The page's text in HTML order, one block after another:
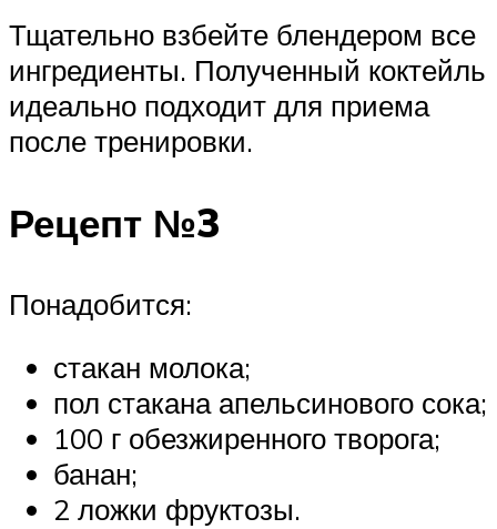
Тщательно взбейте блендером все
ингредиенты. Полученный коктейль
идеально подходит для приема
после тренировки.
Рецепт №3
Понадобится:
стакан молока;
пол стакана апельсинового сока;
100 г обезжиренного творога;
банан;
2 ложки фруктозы.